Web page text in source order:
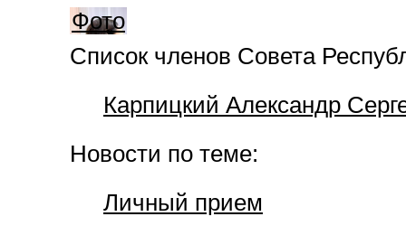
Фото
Список членов Совета
Карпицкий Александр
Новости по теме:
Личный прием